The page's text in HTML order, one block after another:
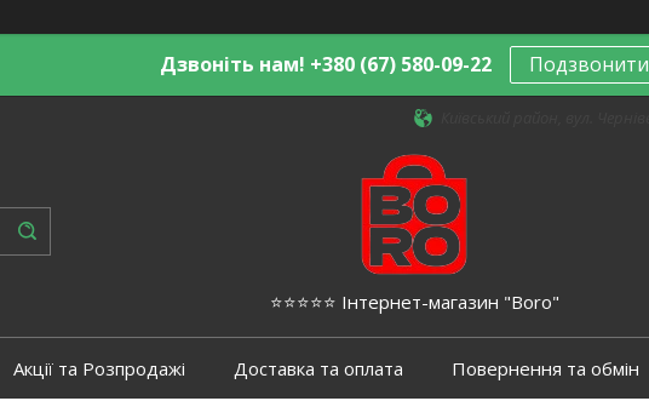
Дзвоніть нам! +380 (67) 580-09-22 Подзвонити
⭐️⭐️⭐️⭐️⭐️ Інтернет-магазин "Boro"
Акції та Розпродажі Доставка та оплата Повернення та обмін